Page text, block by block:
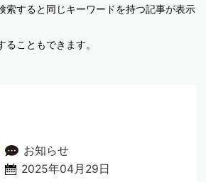
索すると同じキーワードを持つ記事が表示
こともできます。
お知らせ
2025年04月29日